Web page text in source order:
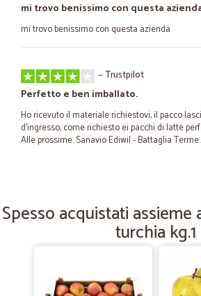
mi trovo benissimo con questa
mi trovo benissimo con questa azienda
—Trustpilot
Perfetto e ben imballato.
Ho ricevuto il materiale richiestovi, il pacco
d'ingresso, come richiesto ei pacchi di latte
Alle prossime. Sanavio Ediwil - Battaglia
Consegna puntuale
Gli articoli ordinati mi sono arrivati
GRAZIE
Spesso acquistati
turchia kg.1